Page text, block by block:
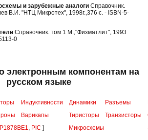
и зарубежные аналоги Справочник.
В.И. "НТЦ Микротех", 1998г.,376 с. - ISBN-5-
Справочник. том 1 М.,"Физматлит", 1993
0
электронным компонентам на
русском языке
Индуктивности Динамики Разъемы
Варикапы Тиристоры Транзисторы
, PIC ] Микросхемы